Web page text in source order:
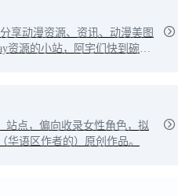
享动漫资源、资讯、动漫美图
资源的小站，阿宅们快到碗里
站点，偏向收录女性角色，拟
华语区作者的）原创作品。